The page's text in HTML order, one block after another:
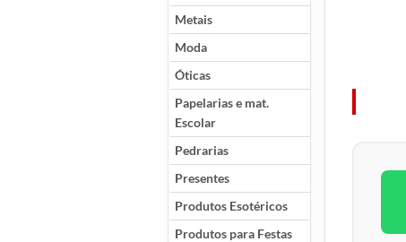
Metais
Moda
Óticas
Papelarias e mat.
Escolar
Pedrarias
Presentes
Produtos Esotéricos
Produtos para Festas